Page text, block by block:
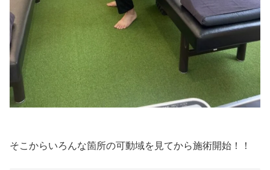
そこからいろんな箇所の可動域を見てから施術開始！！